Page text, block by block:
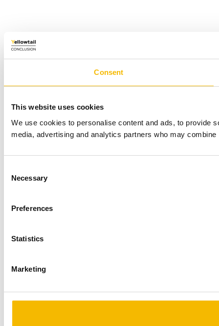
Consent
This website uses cookies
We use cookies to personalise content and ads, to provide
media, advertising and analytics partners who may
Selection
Necessary
Preferences
Statistics
Marketing